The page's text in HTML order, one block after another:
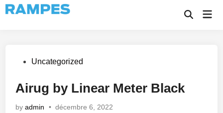
Skip
to
Open
PostedUncategorized
Airug by Linear Meter Black
byadmin • décembre 6, 2022